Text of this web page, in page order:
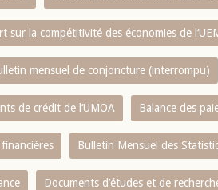
sur la compétitivité des économies de
mensuel de conjoncture (interrompu)
de crédit de l‘UMOA Balance des
Bulletin Mensuel des
Documents d’études et de